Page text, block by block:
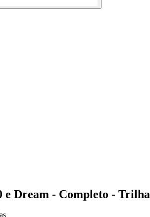
e Dream - Completo - Trilha